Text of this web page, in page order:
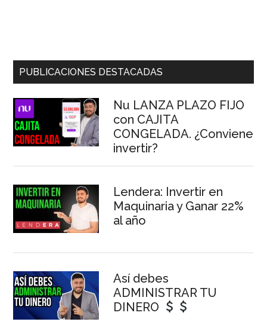
Barra
principal
PUBLICACIONES DESTACADAS
Nu LANZA PLAZO FIJO
con CAJITA
CONGELADA. ¿Conviene
invertir?
Lendera: Invertir en
Maquinaria y Ganar 22%
al año
Así debes
ADMINISTRAR TU
DINERO